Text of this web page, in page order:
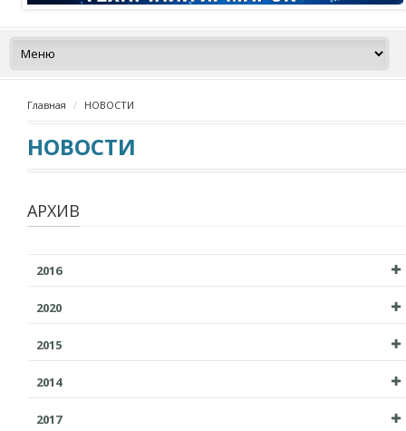
Главная НОВОСТИ
НОВОСТИ
АРХИВ
2016
2020
2015
2014
2017